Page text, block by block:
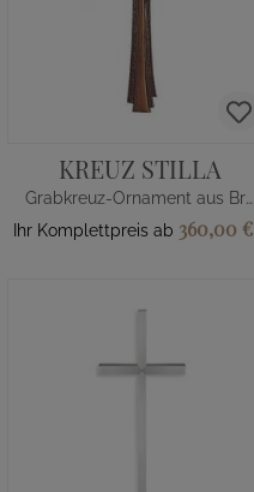
KREUZ STILLA
Grabkreuz-Ornament aus Bronze/Alu
Ihr Komplettpreis ab 360,00 €